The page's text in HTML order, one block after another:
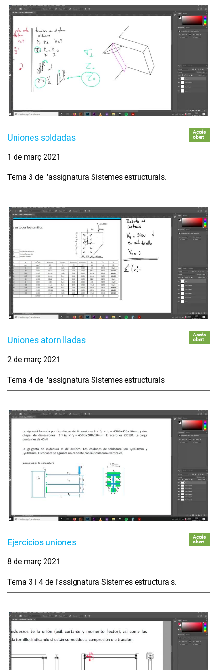
Uniones soldadas
Accés
obert
1 de març 2021
Tema 3 de l'assignatura Sistemes estructurals.
Uniones atornilladas
Accés
obert
2 de març 2021
Tema 4 de l'assignatura Sistemes estructurals
Ejercicios uniones
Accés
obert
8 de març 2021
Tema 3 i 4 de l'assignatura Sistemes estructurals.